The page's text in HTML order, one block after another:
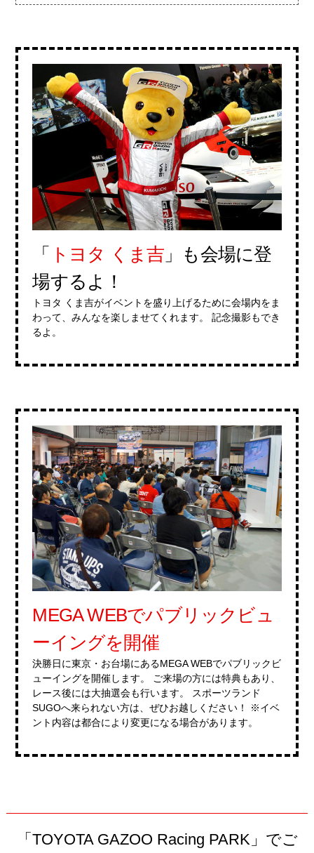
「 トヨタ くま吉 」も会場に登
場するよ！
トヨタ くま吉がイベントを盛り上げるために会場内をま
わって、みんなを楽しませてくれます。 記念撮影もでき
るよ。
MEGA WEBでパブリックビュ
ーイングを開催
決勝日に東京・お台場にあるMEGA WEBでパブリックビ
ューイングを開催します。
ご来場の方には特典もあり、
レース後には大抽選会も行います。
スポーツランド
SUGOへ来られない方は、ぜひお越しください！
※イベ
ント内容は都合により変更になる場合があります。
「TOYOTA GAZOO Racing PARK」でご